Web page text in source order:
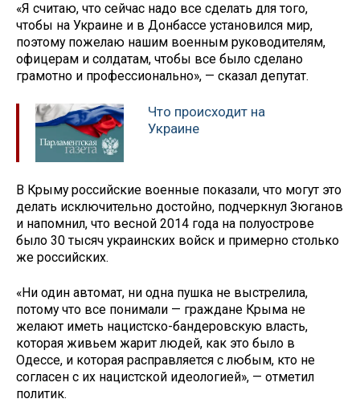
«Я считаю, что сейчас надо все сделать для того,
чтобы на Украине и в Донбассе установился мир,
поэтому пожелаю нашим военным руководителям,
офицерам и солдатам, чтобы все было сделано
грамотно и профессионально», — сказал депутат.
Что происходит на
Украине
В Крыму российские военные показали, что могут это
делать исключительно достойно, подчеркнул Зюганов
и напомнил, что весной 2014 года на полуострове
было 30 тысяч украинских войск и примерно столько
же российских.
«Ни один автомат, ни одна пушка не выстрелила,
потому что все понимали — граждане Крыма не
желают иметь нацистско-бандеровскую власть,
которая живьем жарит людей, как это было в
Одессе, и которая расправляется с любым, кто не
согласен с их нацистской идеологией», — отметил
политик.